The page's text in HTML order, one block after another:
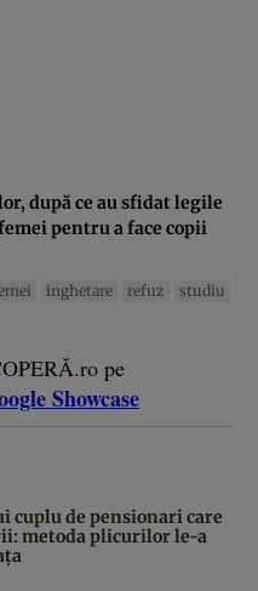
după ce au sfidat legile
pentru a face copii
inghetare refuz studiu
pe
Showcase
cuplu de pensionari care
metoda plicurilor le-a